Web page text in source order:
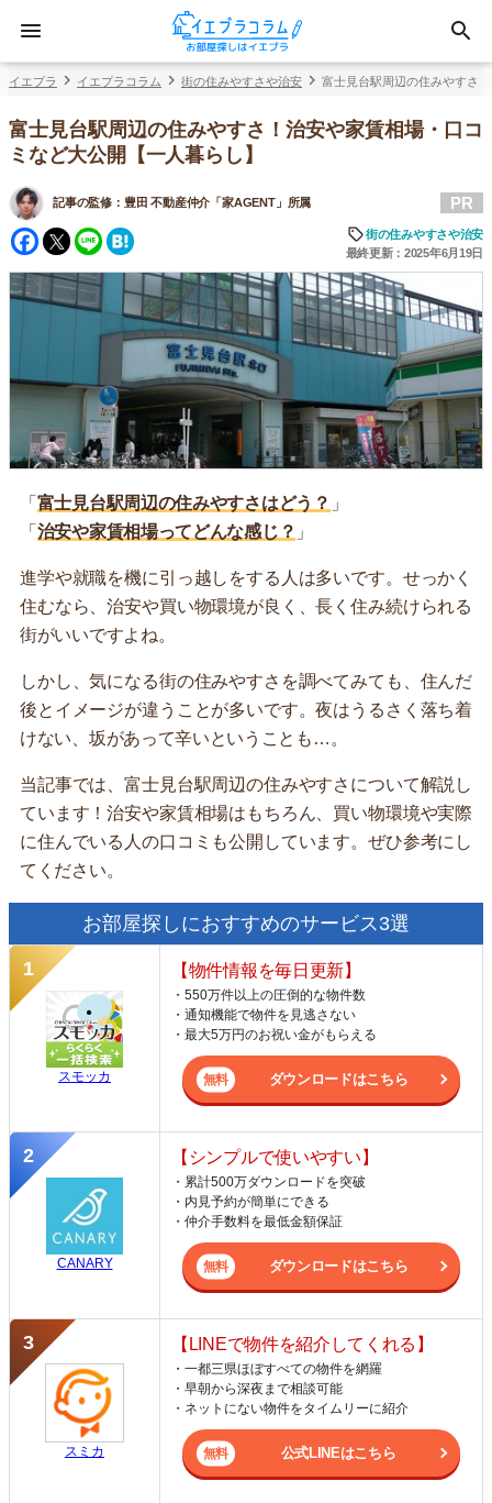
イエプラ イエプラコラム 街の住みやすさや治安 富士見台駅周辺の住みやすさ
富士見台駅周辺の住みやすさ！治安や家賃相場・口コ
ミなど大公開【一人暮らし】
記事の監修： 豊田 不動産仲介「家AGENT」所属
Facebook
Twitter
Line
PR
街の住みやすさや治安
最終更新：2025年6月19日
「 富士見台駅周辺の住みやすさはどう？ 」
「 治安や家賃相場ってどんな感じ？ 」
進学や就職を機に引っ越しをする人は多いです。せっかく
住むなら、治安や買い物環境が良く、長く住み続けられる
街がいいですよね。
しかし、気になる街の住みやすさを調べてみても、住んだ
後とイメージが違うことが多いです。夜はうるさく落ち着
けない、坂があって辛いということも…。
当記事では、富士見台駅周辺の住みやすさについて解説し
ています！治安や家賃相場はもちろん、買い物環境や実際
に住んでいる人の口コミも公開しています。ぜひ参考にし
てください。
お部屋探しにおすすめのサービス3選
スモッカ
【物件情報を毎日更新】
・550万件以上の圧倒的な物件数
・通知機能で物件を見逃さない
・最大5万円のお祝い金がもらえる
ダウンロードはこちら
CANARY
【シンプルで使いやすい】
・累計500万ダウンロードを突破
・内見予約が簡単にできる
・仲介手数料を最低金額保証
ダウンロードはこちら
スミカ
【LINEで物件を紹介してくれる】
・一都三県ほぼすべての物件を網羅
・早朝から深夜まで相談可能
・ネットにない物件をタイムリーに紹介
公式LINEはこちら